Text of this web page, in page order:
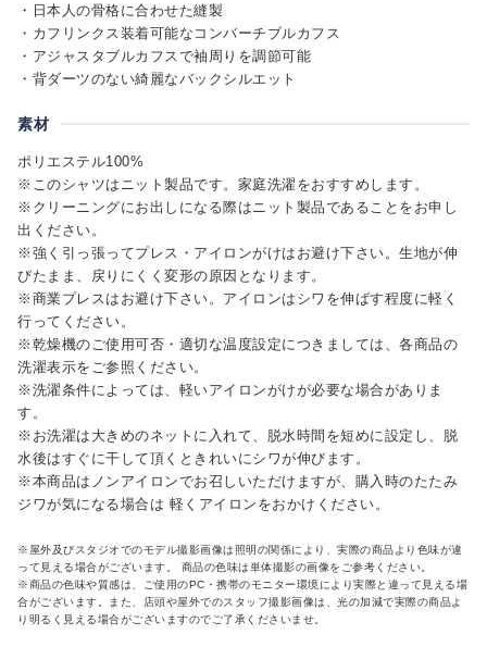
・日本人の骨格に合わせた縫製
・カフリンクス装着可能なコンバーチブルカフス
・アジャスタブルカフスで袖周りを調節可能
・背ダーツのない綺麗なバックシルエット
素材
ポリエステル100%
※このシャツはニット製品です。家庭洗濯をおすすめします。
※クリーニングにお出しになる際はニット製品であることをお申し
出ください。
※強く引っ張ってプレス・アイロンがけはお避け下さい。生地が伸
びたまま、戻りにくく変形の原因となります。
※商業プレスはお避け下さい。アイロンはシワを伸ばす程度に軽く
行ってください。
※乾燥機のご使用可否・適切な温度設定につきましては、各商品の
洗濯表示をご参照ください。
※洗濯条件によっては、軽いアイロンがけが必要な場合がありま
す。
※お洗濯は大きめのネットに入れて、脱水時間を短めに設定し、脱
水後はすぐに干して頂くときれいにシワが伸びます。
※本商品はノンアイロンでお召しいただけますが、購入時のたたみ
ジワが気になる場合は 軽くアイロンをおかけください。
※屋外及びスタジオでのモデル撮影画像は照明の関係により、実際の商品より色味が違
って見える場合がございます。 商品の色味は単体撮影の画像をご参考ください。
※商品の色味や質感は、ご使用のPC・携帯のモニター環境により実際と違って見える場
合がございます。また、店頭や屋外でのスタッフ撮影画像は、光の加減で実際の商品よ
り明るく見える場合がございますのでご了承くださいませ。